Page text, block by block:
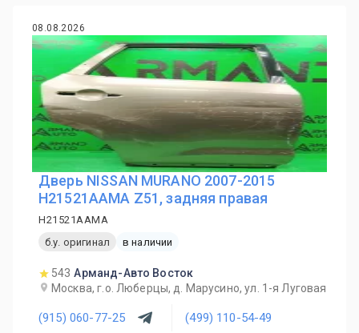
08.08.2026
Дверь NISSAN MURANO 2007-2015
H21521AAMA Z51, задняя правая
H21521AAMA
б.у. оригинал
в наличии
543 Арманд-Авто Восток
Москва, г.о. Люберцы, д. Марусино, ул. 1-я Луговая
(915) 060-77-25 (499) 110-54-49